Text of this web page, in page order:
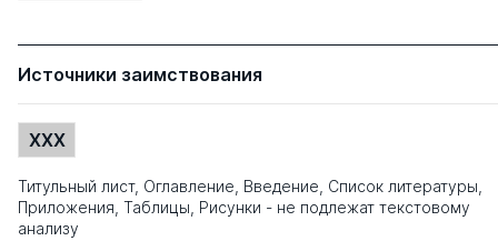
Источники заимствования
XXX
Титульный лист, Оглавление, Введение, Список литературы,
Приложения, Таблицы, Рисунки - не подлежат текстовому
анализу